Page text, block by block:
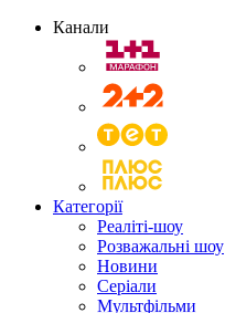
Канали
Категорії
Реаліті-шоу
Розважальні шоу
Новини
Серіали
Мультфільми